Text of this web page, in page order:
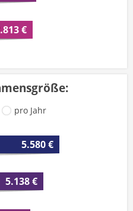
€
pro Jahr
5.580 €
5.138 €